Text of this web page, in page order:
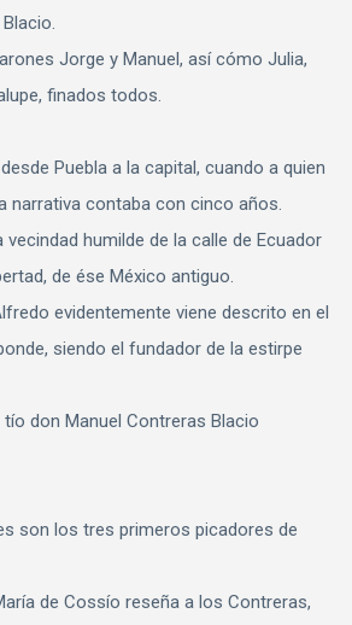
Jorge y Manuel, así cómo Julia,
finados todos.
Puebla a la capital, cuando a quien
narrativa contaba con cinco años.
vecindad humilde de la calle de Ecuador
de ése México antiguo.
evidentemente viene descrito en el
siendo el fundador de la estirpe
don Manuel Contreras Blacio
son los tres primeros picadores de
de Cossío reseña a los Contreras,